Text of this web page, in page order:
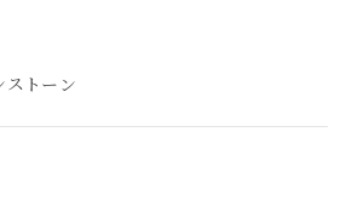
ストーン